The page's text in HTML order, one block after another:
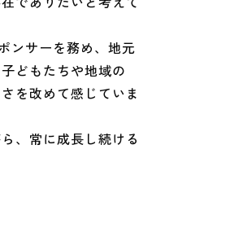
ンサーを務め、地元
どもたちや地域の
を改めて感じていま
、常に成長し続ける